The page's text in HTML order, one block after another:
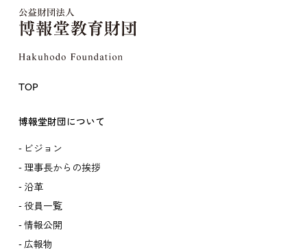
TOP
博報堂財団について
ビジョン
理事長からの挨拶
沿革
役員一覧
情報公開
広報物